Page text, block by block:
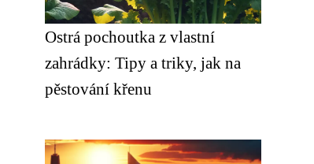
Ostrá pochoutka z vlastní
zahrádky: Tipy a triky, jak na
pěstování křenu